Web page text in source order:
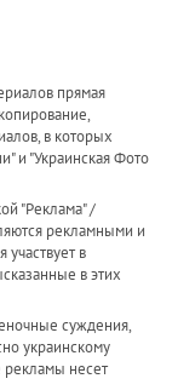
прямая
в которых
и "Украинская Фото
"Реклама" /
рекламными и
в
в этих
суждения,
украинскому
рекламы несет